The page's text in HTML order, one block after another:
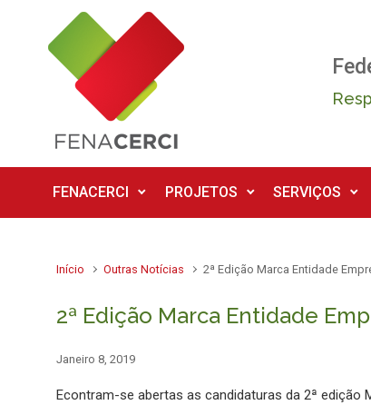
Skip to main content
FENACERCI PROJETOS SERVIÇOS
Início Outras Notícias 2ª Edição Marca Entidade
2ª Edição Marca Entidade
Janeiro 8, 2019
Econtram-se abertas as candidaturas da 2ª edição